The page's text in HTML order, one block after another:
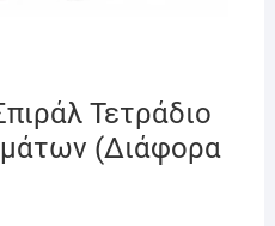
Τετράδιο
(Διάφορα